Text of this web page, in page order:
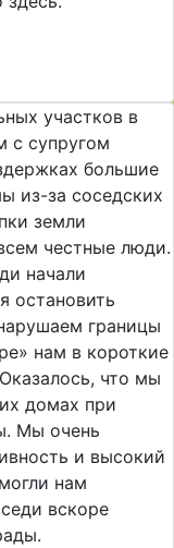
участков в
с супругом
большие
из-за соседских
земли
честные люди.
начали
остановить
границы
нам в короткие
что мы
домах при
Мы очень
и высокий
нам
вскоре